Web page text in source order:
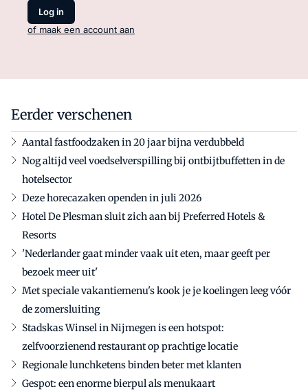
Log in
of maak een account aan
Eerder verschenen
Aantal fastfoodzaken in 20 jaar bijna verdubbeld
Nog altijd veel voedselverspilling bij ontbijtbuffetten in de
hotelsector
Deze horecazaken openden in juli 2026
Hotel De Plesman sluit zich aan bij Preferred Hotels &
Resorts
'Nederlander gaat minder vaak uit eten, maar geeft per
bezoek meer uit'
Met speciale vakantiemenu's kook je je koelingen leeg vóór
de zomersluiting
Stadskas Winsel in Nijmegen is een hotspot:
zelfvoorzienend restaurant op prachtige locatie
Regionale lunchketens binden beter met klanten
Gespot: een enorme bierpul als menukaart